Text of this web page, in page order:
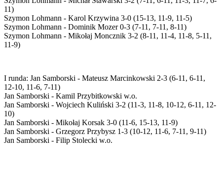
11)
Szymon Lohmann - Karol Krzywina 3-0 (15-13, 11-9, 11-5)
Szymon Lohmann - Dominik Mozer 0-3 (7-11, 7-11, 8-11)
Szymon Lohmann - Mikołaj Moncznik 3-2 (8-11, 11-4, 11-8, 5-11,
11-9)
I runda: Jan Samborski - Mateusz Marcinkowski 2-3 (6-11, 6-11,
12-10, 11-6, 7-11)
Jan Samborski - Kamil Przybitkowski w.o.
Jan Samborski - Wojciech Kuliński 3-2 (11-3, 11-8, 10-12, 6-11, 12-
10)
Jan Samborski - Mikołaj Korsak 3-0 (11-6, 15-13, 11-9)
Jan Samborski - Grzegorz Przybysz 1-3 (10-12, 11-6, 7-11, 9-11)
Jan Samborski - Filip Stolecki w.o.